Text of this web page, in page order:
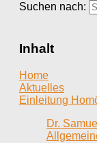
Suchen nach:
Inhalt
Home
Aktuelles
Einleitung
Dr.